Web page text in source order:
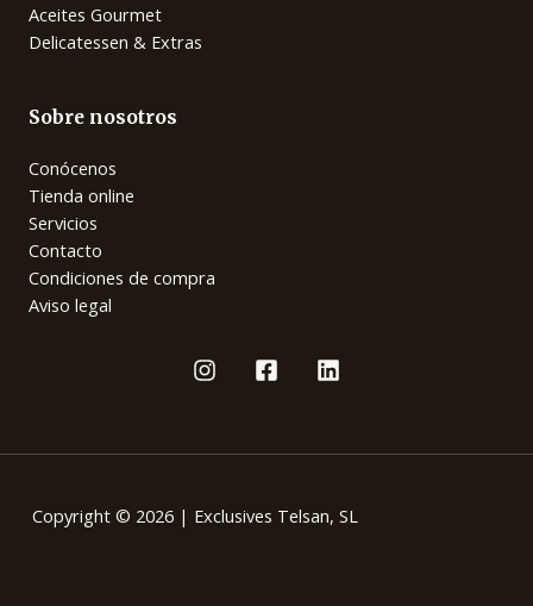
Aceites Gourmet
Delicatessen & Extras
Sobre nosotros
Conócenos
Tienda online
Servicios
Contacto
Condiciones de compra
Aviso legal
Copyright © 2026 | Exclusives Telsan, SL